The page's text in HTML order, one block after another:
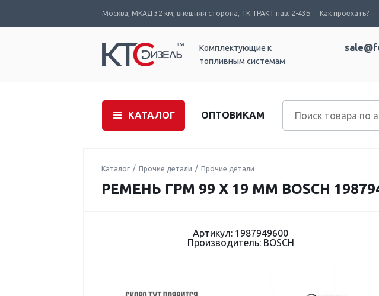
Москва, МКАД 32 км, внешняя сторона, ТК ТРАКТ пав. 2-43Б Как проехать?
Комплектующие к
топливным системам
КАТАЛОГ ОПТОВИКАМ
Каталог Прочие детали Прочие детали
РЕМЕНЬ ГРМ 99 X 19 MM BOSCH
Артикул: 1987949600
Производитель: BOSCH